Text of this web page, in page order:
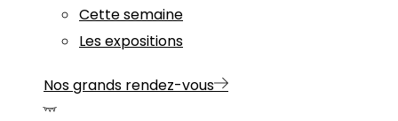
Cette semaine
Les expositions
Nos grands rendez-vous